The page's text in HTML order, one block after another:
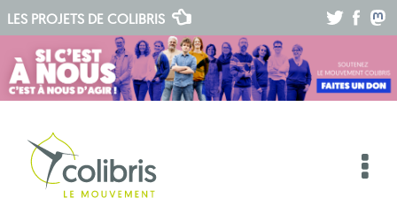
LES PROJETS DE COLIBRIS